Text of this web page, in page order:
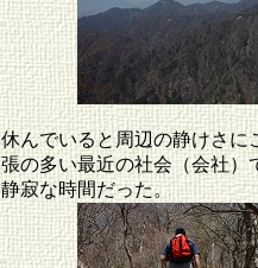
休んでいると周辺の静けさに
張の多い最近の社会（会社）
静寂な時間だった。